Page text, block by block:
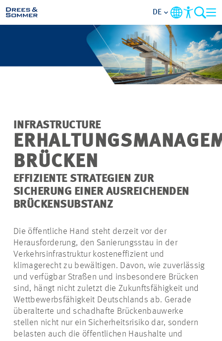
MARKETS
SERVICES
IM FOKUS
KARRIERE
PROJEKTE
DE
INFRASTRUCTURE
BRÜCKEN
EFFIZIENTE STRATEGIEN ZUR
SICHERUNG EINER AUSREICHENDEN
BRÜCKENSUBSTANZ
Die öffentliche Hand steht derzeit vor der
Herausforderung, den Sanierungsstau in der
Verkehrsinfrastruktur kosteneffizient und
klimagerecht zu bewältigen. Davon, wie zuverlässig
und verfügbar Straßen und insbesondere Brücken
sind, hängt nicht zuletzt die Zukunftsfähigkeit und
Wettbewerbsfähigkeit Deutschlands ab. Gerade
überalterte und schadhafte Brückenbauwerke
stellen nicht nur ein Sicherheitsrisiko dar, sondern
belasten auch die öffentlichen Haushalte und